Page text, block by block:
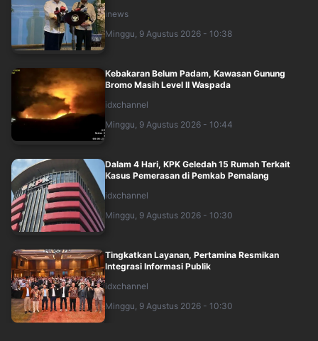
inews
Minggu, 9 Agustus 2026 - 10:38
Kebakaran Belum Padam, Kawasan Gunung
Bromo Masih Level II Waspada
idxchannel
Minggu, 9 Agustus 2026 - 10:44
Dalam 4 Hari, KPK Geledah 15 Rumah Terkait
Kasus Pemerasan di Pemkab Pemalang
idxchannel
Minggu, 9 Agustus 2026 - 10:30
Tingkatkan Layanan, Pertamina Resmikan
Integrasi Informasi Publik
idxchannel
Minggu, 9 Agustus 2026 - 10:30